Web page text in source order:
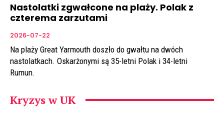
Nastolatki zgwałcone na plaży. Polak z
czterema zarzutami
2026-07-22
Na plaży Great Yarmouth doszło do gwałtu na dwóch
nastolatkach. Oskarżonymi są 35-letni Polak i 34-letni
Rumun.
Kryzys w UK